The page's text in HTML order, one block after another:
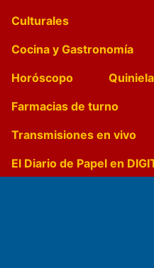
Culturales
Cocina y Gastronomía
Horóscopo
Quiniela
Farmacias de turno
Transmisiones en vivo
El Diario de Papel en